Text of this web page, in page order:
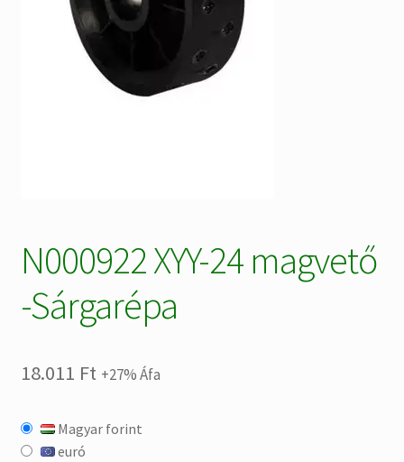
N000922 XYY-24 magvető
-Sárgarépa
18.011 Ft +27% Áfa
Magyar forint
euró